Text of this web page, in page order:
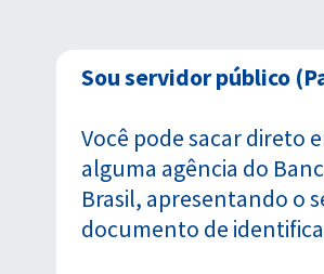
Sou servidor público
Você pode sacar direto
alguma agência do
Brasil, apresentando o
documento de